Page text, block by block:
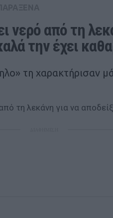
νερό από τη
την έχει
τη χαρακτήρισαν